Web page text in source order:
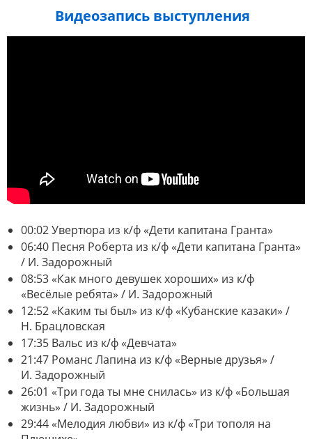
Видеозапись выступления
00:02 Увертюра из к/ф «Дети капитана Гранта»
06:40 Песня Роберта из к/ф «Дети капитана Гранта»
/ И. Задорожный
08:53 «Как много девушек хороших» из к/ф
«Весёлые ребята» / И. Задорожный
12:52 «Каким ты был» из к/ф «Кубанские казаки» /
Н. Брацловская
17:35 Вальс из к/ф «Девчата»
21:47 Романс Лапина из к/ф «Верные друзья» /
И. Задорожный
26:01 «Три года ты мне снилась» из к/ф «Большая
жизнь» / И. Задорожный
29:44 «Мелодия любви» из к/ф «Три тополя на